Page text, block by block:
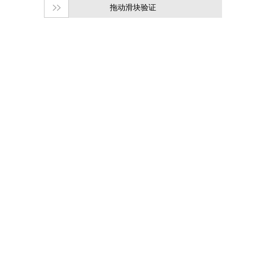
拖动滑块验证